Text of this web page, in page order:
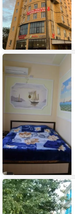
Отель
Сюрприз
на
Панфиловой
Гостиница
Берег